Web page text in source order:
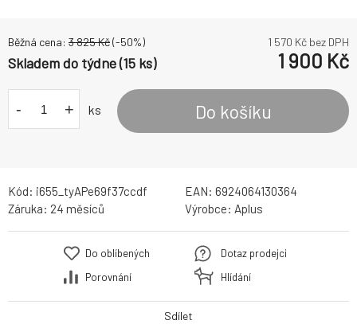
Běžná cena: 3 825Kč(-50%) 1 570 Kč bez DPH
Skladem do týdne (15 ks) 1 900 Kč
- + ks Do košíku
Kód: i655_tyAPe69f37ccdf EAN: 6924064130364
Záruka: 24 měsíců Výrobce: Aplus
Do oblíbených
Porovnání
Dotaz prodejci
Hlídání
Sdílet